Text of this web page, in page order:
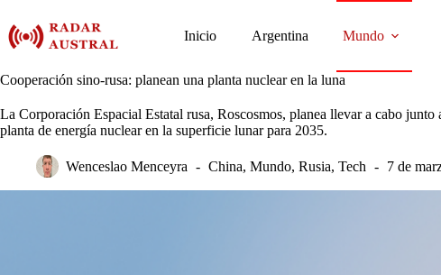
contenido
Inicio Argentina Mundo
Cooperación sino-rusa: planean una planta nuclear en la luna
La Corporación Espacial Estatal rusa, Roscosmos, planea llevar a cabo
planta de energía nuclear en la superficie lunar para 2035.
Wenceslao Menceyra China, Mundo, Rusia, Tech 7 de